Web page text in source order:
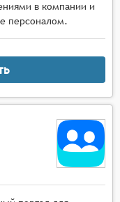
в компании и
персоналом.